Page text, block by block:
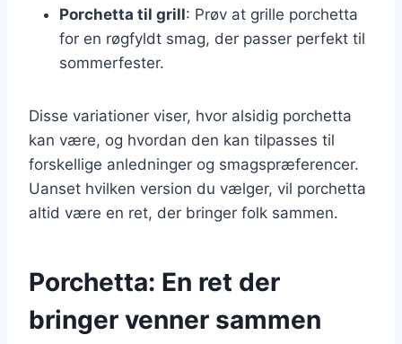
Porchetta til grill: Prøv at grille porchetta
for en røgfyldt smag, der passer perfekt til
sommerfester.
Disse variationer viser, hvor alsidig porchetta
kan være, og hvordan den kan tilpasses til
forskellige anledninger og smagspræferencer.
Uanset hvilken version du vælger, vil porchetta
altid være en ret, der bringer folk sammen.
Porchetta: En ret der
bringer venner sammen